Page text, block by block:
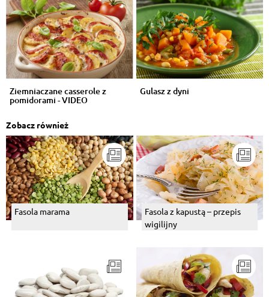
Ziemniaczane casserole z
pomidorami - VIDEO
Gulasz z dyni
Zobacz również
Fasola marama
Fasola z kapustą – przepis
wigilijny